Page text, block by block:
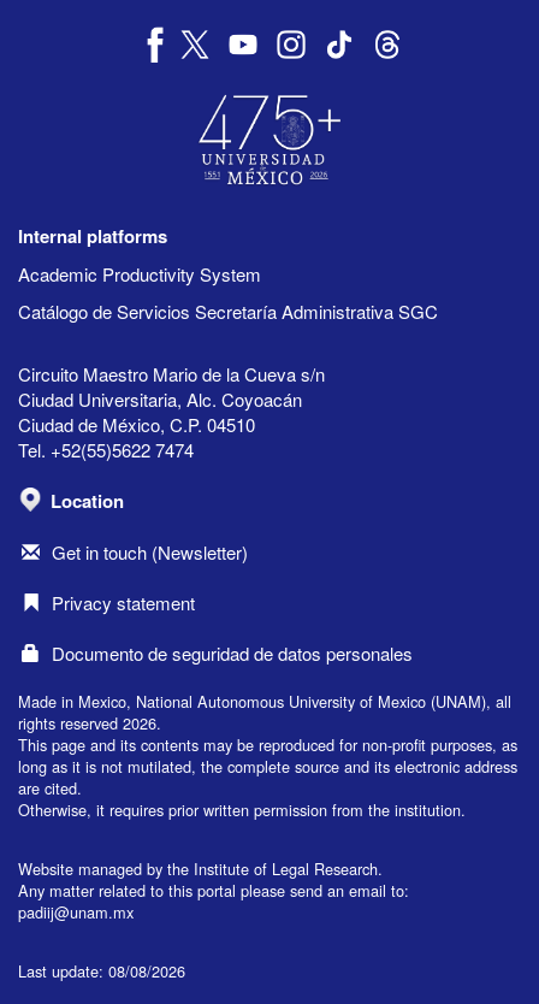
Internal platforms
Academic Productivity System
Catálogo de Servicios Secretaría Administrativa SGC
Circuito Maestro Mario de la Cueva s/n
Ciudad Universitaria, Alc. Coyoacán
Ciudad de México, C.P. 04510
Tel. +52(55)5622 7474
Location
Get in touch (Newsletter)
Privacy statement
Documento de seguridad de datos personales
Made in Mexico, National Autonomous University of Mexico (UNAM), all
rights reserved 2026.
This page and its contents may be reproduced for non-profit purposes, as
long as it is not mutilated, the complete source and its electronic address
are cited.
Otherwise, it requires prior written permission from the institution.
Website managed by the Institute of Legal Research.
Any matter related to this portal please send an email to:
padiij@unam.mx
Last update: 08/08/2026